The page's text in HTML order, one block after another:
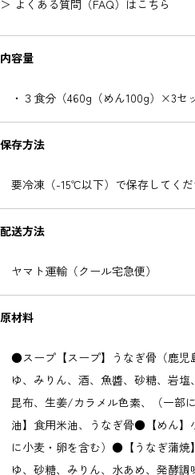
＞ よくある質問（FAQ）はこちら
内容量
・３食分（460g（めん100g）×3セ
保存方法
要冷凍（-15℃以下）で保存してくだ
配送方法
ヤマト運輸（クール宅急便）
原材料
●スープ【スープ】うなぎ骨（鹿児
ゆ、みりん、酒、魚醬、砂糖、岩塩
昆布、生姜/カラメル色素、（一部
油】食用米油、うなぎ骨●【めん
に小麦・卵を含む）●【うなぎ蒲焼
ゆ、砂糖、みりん、水あめ、発酵